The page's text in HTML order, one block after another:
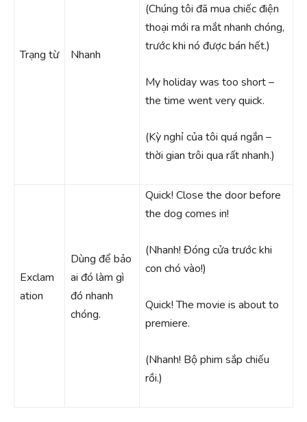
Trạng từ Nhanh
(Chúng tôi đã mua chiếc điện
thoại mới ra mắt nhanh chóng,
trước khi nó được bán hết.)
My holiday was too short –
the time went very quick.
(Kỳ nghỉ của tôi quá ngắn –
thời gian trôi qua rất nhanh.)
Exclam
ation
Dùng để bảo
ai đó làm gì
đó nhanh
chóng.
Quick! Close the door before
the dog comes in!
(Nhanh! Đóng cửa trước khi
con chó vào!)
Quick! The movie is about to
premiere.
(Nhanh! Bộ phim sắp chiếu
rồi.)